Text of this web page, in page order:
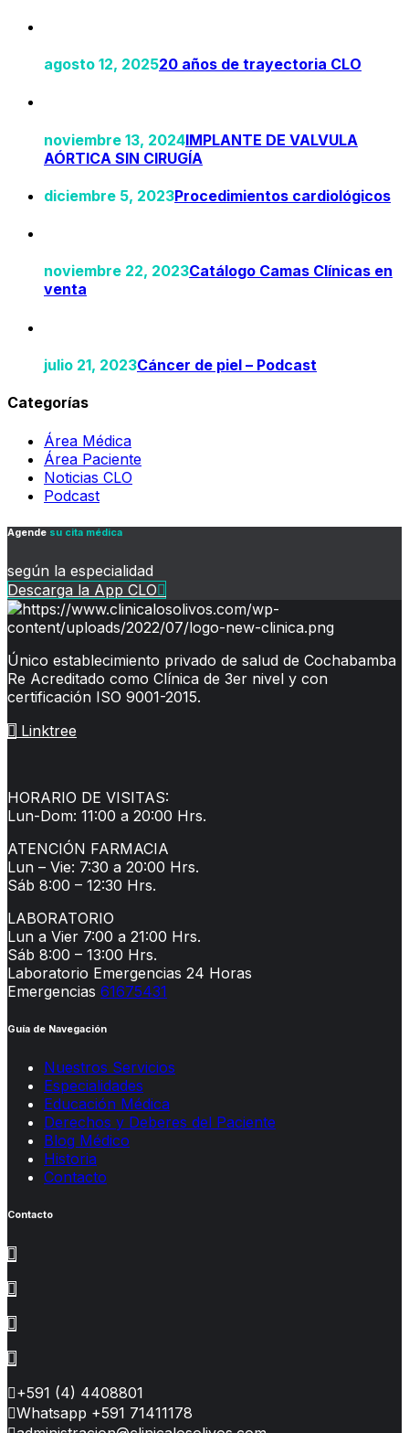
agosto 12, 202520 años de trayectoria CLO
noviembre 13, 2024IMPLANTE DE VALVULA
AÓRTICA SIN CIRUGÍA
diciembre 5, 2023Procedimientos cardiológicos
noviembre 22, 2023Catálogo Camas Clínicas en
venta
julio 21, 2023Cáncer de piel – Podcast
Categorías
Área Médica
Área Paciente
Noticias CLO
Podcast
Agende su cita médica
según la especialidad
Descarga la App CLO
Único establecimiento privado de salud de Cochabamba
Re Acreditado como Clínica de 3er nivel y con
certificación ISO 9001-2015.
Linktree
HORARIO DE VISITAS:
Lun-Dom: 11:00 a 20:00 Hrs.
ATENCIÓN FARMACIA
Lun – Vie: 7:30 a 20:00 Hrs.
Sáb 8:00 – 12:30 Hrs.
LABORATORIO
Lun a Vier 7:00 a 21:00 Hrs.
Sáb 8:00 – 13:00 Hrs.
Laboratorio Emergencias 24 Horas
Emergencias 61675431
Guía de Navegación
Nuestros Servicios
Especialidades
Educación Médica
Derechos y Deberes del Paciente
Blog Médico
Historia
Contacto
Contacto
+591 (4) 4408801
Whatsapp +591 71411178